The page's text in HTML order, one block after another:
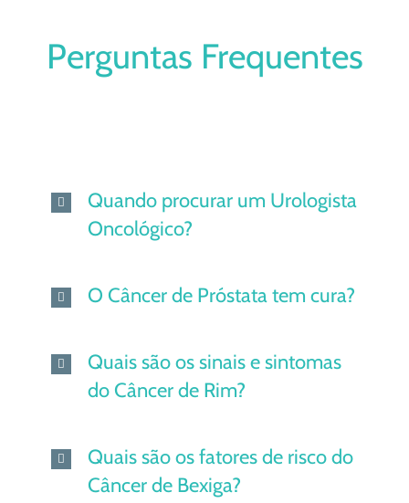
Perguntas Frequentes
Quando procurar um Urologista
Oncológico?
O Câncer de Próstata tem cura?
Quais são os sinais e sintomas
do Câncer de Rim?
Quais são os fatores de risco do
Câncer de Bexiga?